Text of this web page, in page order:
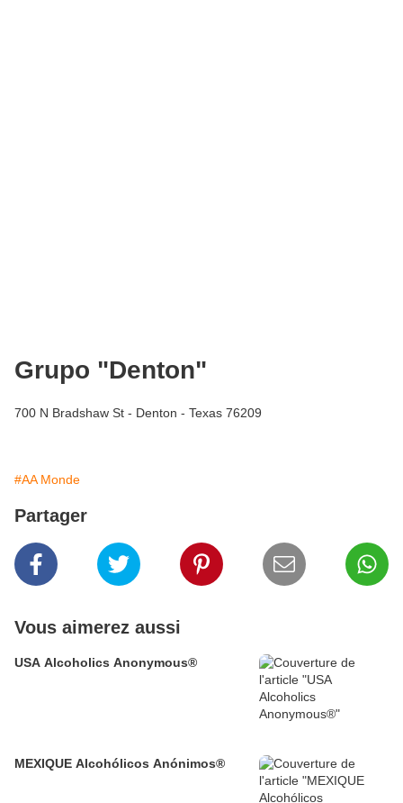
Grupo "Denton"
700 N Bradshaw St - Denton - Texas 76209
#AA Monde
Partager
Vous aimerez aussi
USA Alcoholics Anonymous®
MEXIQUE Alcohólicos Anónimos®